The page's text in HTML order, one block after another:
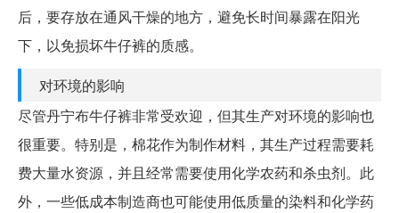
后，要存放在通风干燥的地方，避免长时间暴露在阳光
下，以免损坏牛仔裤的质感。
对环境的影响
尽管丹宁布牛仔裤非常受欢迎，但其生产对环境的影响也
很重要。特别是，棉花作为制作材料，其生产过程需要耗
费大量水资源，并且经常需要使用化学农药和杀虫剂。此
外，一些低成本制造商也可能使用低质量的染料和化学药